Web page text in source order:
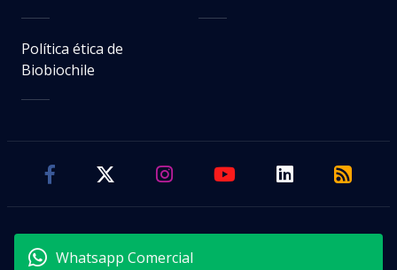
Política ética de
Biobiochile
Whatsapp Comercial